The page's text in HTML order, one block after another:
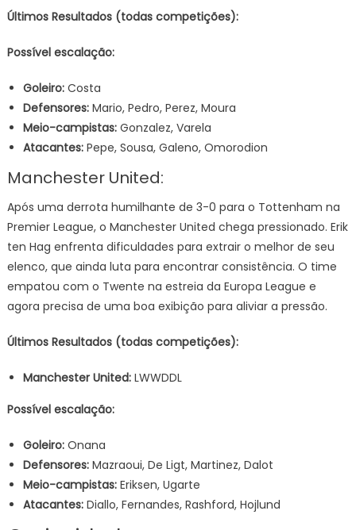
Últimos Resultados (todas competições):
Possível escalação:
Goleiro:Costa
Defensores:Mario, Pedro, Perez, Moura
Meio-campistas:Gonzalez, Varela
Atacantes:Pepe, Sousa, Galeno, Omorodion
Manchester United:
Após uma derrota humilhante de 3-0 para o Tottenham na
Premier League, o Manchester United chega pressionado. Erik
ten Hag enfrenta dificuldades para extrair o melhor de seu
elenco, que ainda luta para encontrar consistência. O time
empatou com o Twente na estreia da Europa League e
agora precisa de uma boa exibição para aliviar a pressão.
Últimos Resultados (todas competições):
Manchester United:LWWDDL
Possível escalação:
Goleiro:Onana
Defensores:Mazraoui, De Ligt, Martinez, Dalot
Meio-campistas:Eriksen, Ugarte
Atacantes:Diallo, Fernandes, Rashford, Hojlund